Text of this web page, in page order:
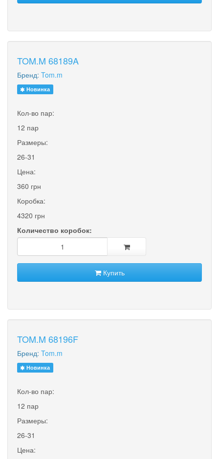
TOM.M 68189A
Бренд: Tom.m
Новинка
Кол-во пар:
12 пар
Размеры:
26-31
Цена:
360 грн
Коробка:
4320 грн
Количество коробок:
Купить
TOM.M 68196F
Бренд: Tom.m
Новинка
Кол-во пар:
12 пар
Размеры:
26-31
Цена: